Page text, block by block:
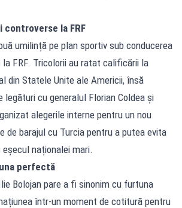
controverse la FRF
umilință pe plan sportiv sub conducerea
la FRF. Tricolorii au ratat calificării la
din Statele Unite ale Americii, însă
legături cu generalul Florian Coldea și
alegerile interne pentru un nou
de barajul cu Turcia pentru a putea evita
naționalei mari.
perfectă
Bolojan pare a fi sinonim cu furtuna
într-un moment de cotitură pentru